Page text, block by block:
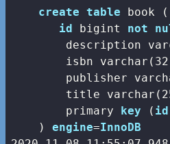
create table book (
id
bigint not
        description
        isbn
varchar ( 32
        publisher
        title
varchar (
        primary
key ( id
    )
engine=InnoDB